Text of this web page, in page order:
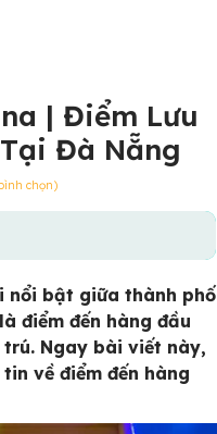
| Điểm Lưu
Đà Nẵng
chọn)
nổi bật giữa thành phố
điểm đến hàng đầu
Ngay bài viết này,
về điểm đến hàng